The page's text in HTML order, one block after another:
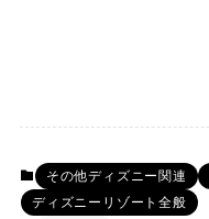
その他ディズニー関連
ディズニーリゾート全般